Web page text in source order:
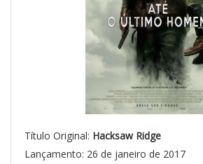
Título Original: Hacksaw Ridge
Lançamento: 26 de janeiro de 2017